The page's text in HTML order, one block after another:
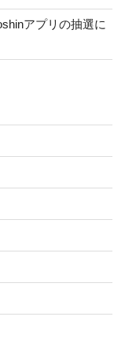
アプリの抽選に